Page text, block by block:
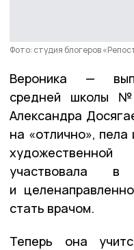
Фото: студия блогеров
Вероника —
средней школы
Александра
на «отлично»,
участвовала в
и
стать врачом.
Теперь она